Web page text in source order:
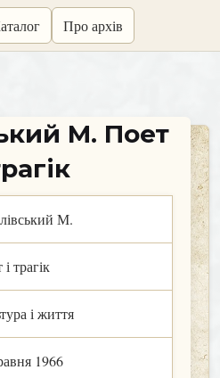
Про архів
М. Поет
М.
трагік
і життя
1966